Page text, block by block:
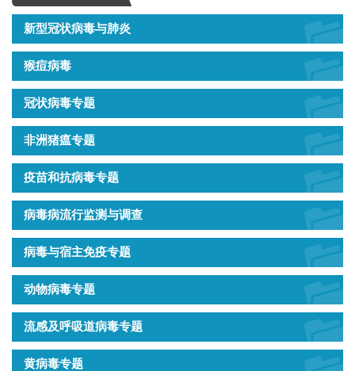
新型冠状病毒与肺炎
猴痘病毒
冠状病毒专题
非洲猪瘟专题
疫苗和抗病毒专题
病毒病流行监测与调查
病毒与宿主免疫专题
动物病毒专题
流感及呼吸道病毒专题
黄病毒专题